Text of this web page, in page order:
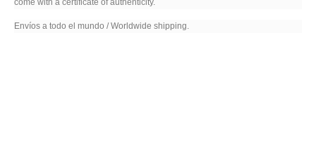
come with a certificate of authenticity.
Envíos a todo el mundo / Worldwide shipping.